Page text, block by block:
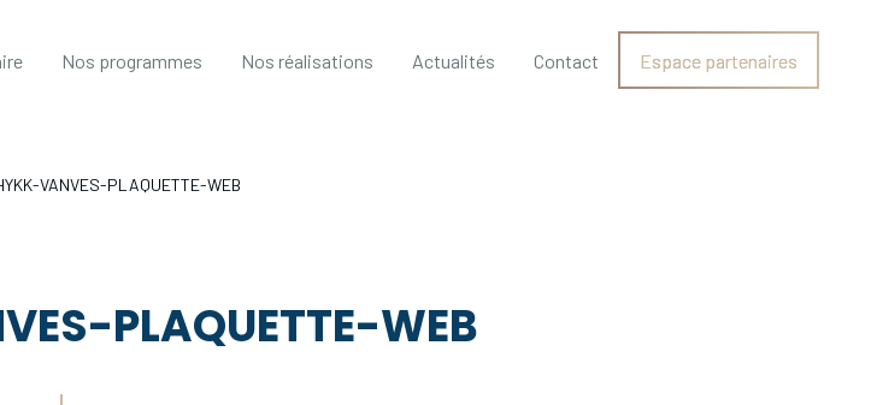
Nos programmes Nos réalisations Actualités Contact Espace partenaires
VANVES-PLAQUETTE-WEB
PLAQUETTE-WEB